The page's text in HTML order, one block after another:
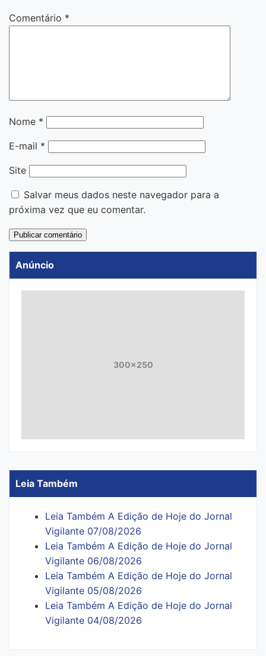
Comentário *
Nome *
E-mail *
Site
Salvar meus dados neste navegador para a
próxima vez que eu comentar.
Anúncio
300x250
Leia Também
Leia Também A Edição de Hoje do Jornal
Vigilante 07/08/2026
Leia Também A Edição de Hoje do Jornal
Vigilante 06/08/2026
Leia Também A Edição de Hoje do Jornal
Vigilante 05/08/2026
Leia Também A Edição de Hoje do Jornal
Vigilante 04/08/2026